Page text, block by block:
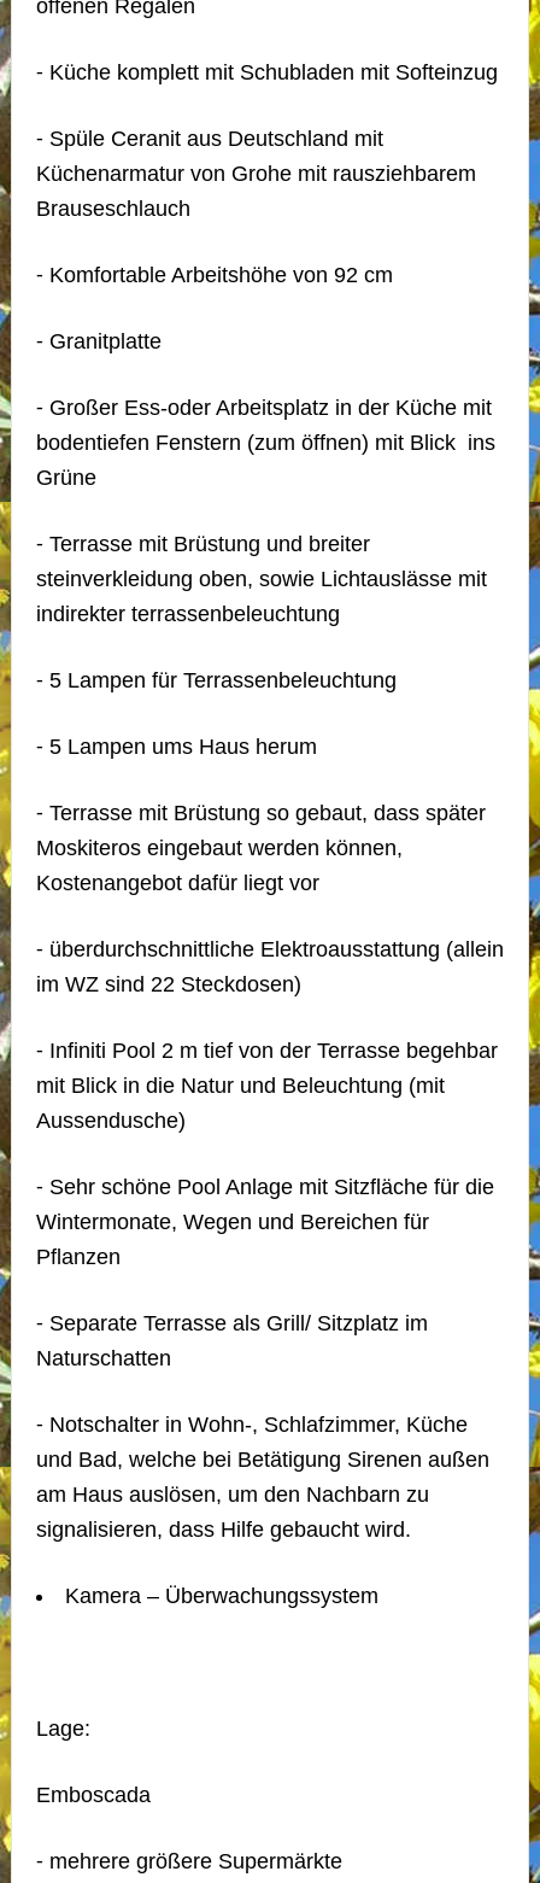
offenen Regalen
⁃ Küche komplett mit Schubladen mit Softeinzug
⁃ Spüle Ceranit aus Deutschland mit
Küchenarmatur von Grohe mit rausziehbarem
Brauseschlauch
⁃ Komfortable Arbeitshöhe von 92 cm
⁃ Granitplatte
⁃ Großer Ess-oder Arbeitsplatz in der Küche mit
bodentiefen Fenstern (zum öffnen) mit Blick ins
Grüne
⁃ Terrasse mit Brüstung und breiter
steinverkleidung oben, sowie Lichtauslässe mit
indirekter terrassenbeleuchtung
⁃ 5 Lampen für Terrassenbeleuchtung
⁃ 5 Lampen ums Haus herum
⁃ Terrasse mit Brüstung so gebaut, dass später
Moskiteros eingebaut werden können,
Kostenangebot dafür liegt vor
⁃ überdurchschnittliche Elektroausstattung (allein
im WZ sind 22 Steckdosen)
⁃ Infiniti Pool 2 m tief von der Terrasse begehbar
mit Blick in die Natur und Beleuchtung (mit
Aussendusche)
⁃ Sehr schöne Pool Anlage mit Sitzfläche für die
Wintermonate, Wegen und Bereichen für
Pflanzen
⁃ Separate Terrasse als Grill/ Sitzplatz im
Naturschatten
⁃ Notschalter in Wohn-, Schlafzimmer, Küche
und Bad, welche bei Betätigung Sirenen außen
am Haus auslösen, um den Nachbarn zu
signalisieren, dass Hilfe gebaucht wird.
Kamera – Überwachungssystem
Lage:
Emboscada
⁃ mehrere größere Supermärkte